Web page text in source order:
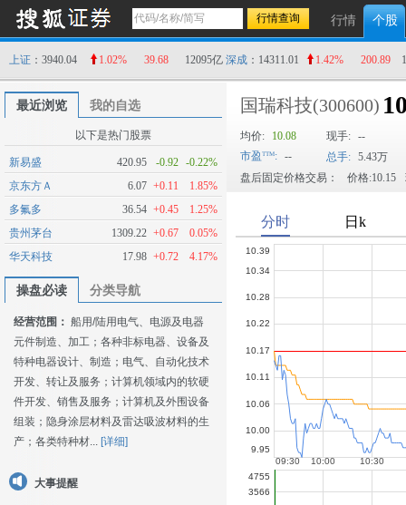
行情 个股
上证 ：3940.04 1.02% 39.68 12095亿 深成 ：14311.01 1.42% 200.89
最近浏览 我的自选
以下是热门股票
新易盛 420.95 -0.92 -0.22%
京东方Ａ
6.07 +0.11
1.85%
多氟多
36.54 +0.45
1.25%
贵州茅台
1309.22 +0.67
0.05%
华天科技
17.98 +0.72 4.17%
操盘必读 分类导航
经营范围： 船用/陆用电气、电源及电器
元件制造、加工；各种非标电器、设备及
特种电器设计、制造；电气、自动化技术
开发、转让及服务；计算机领域内的软硬
件开发、销售及服务；计算机及外围设备
组装；隐身涂层材料及雷达吸波材料的生
产；各类特种材... [详细]
大事提醒
国瑞科技(300600)
均价: 10.08 现手: --
市盈
: -- 总手: 5.43万
盘后固定价格交易：
价格:10.15